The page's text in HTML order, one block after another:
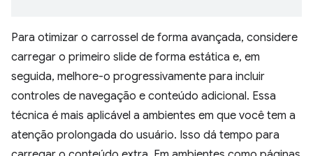
Para otimizar o carrossel de forma avançada, considere
carregar o primeiro slide de forma estática e, em
seguida, melhore-o progressivamente para incluir
controles de navegação e conteúdo adicional. Essa
técnica é mais aplicável a ambientes em que você tem a
atenção prolongada do usuário. Isso dá tempo para